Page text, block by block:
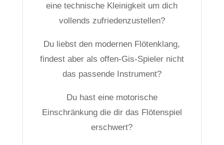
eine technische Kleinigkeit um dich
vollends zufriedenzustellen?
Du liebst den modernen Flötenklang,
findest aber als offen-Gis-Spieler nicht
das passende Instrument?
Du hast eine motorische
Einschränkung die dir das Flötenspiel
erschwert?